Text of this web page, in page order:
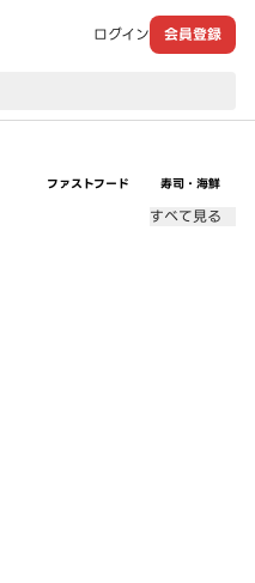
ログイン 会員登録
ファストフード 寿司・海鮮
すべて見る